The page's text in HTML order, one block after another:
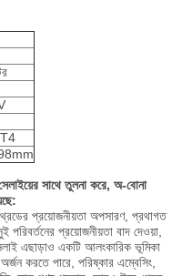
সাথে তুলনা করে, অ-বোনা
প্রয়োজনীয়তা অপসারণ, প্রথাগত
পরিবর্তনের প্রয়োজনীয়তা বাদ দেওয়া,
এছাড়াও একটি আলংকারিক ভূমিকা
করতে পারে, পরিষ্কার এম্বেসিং,